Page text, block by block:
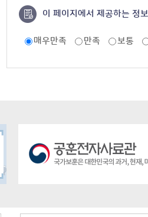
이 페이지에서 제공하는 정
매우만족 만족 보통